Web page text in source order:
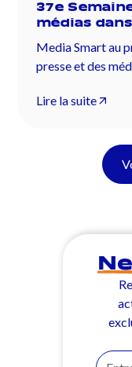
37e
médias
Media Smart au
presse et des
Lire la suite